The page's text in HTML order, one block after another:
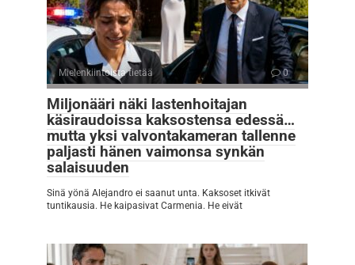
Mielenkiintoista tietää 0
Miljonääri näki lastenhoitajan
käsiraudoissa kaksostensa edessä…
mutta yksi valvontakameran tallenne
paljasti hänen vaimonsa synkän
salaisuuden
Sinä yönä Alejandro ei saanut unta. Kaksoset itkivät
tuntikausia. He kaipasivat Carmenia. He eivät